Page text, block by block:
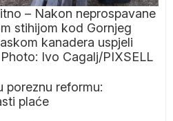
– Nakon neprospavane
stihijom kod Gornjeg
kanadera uspjeli
Ivo Cagalj/PIXSELL
poreznu reformu:
plaće